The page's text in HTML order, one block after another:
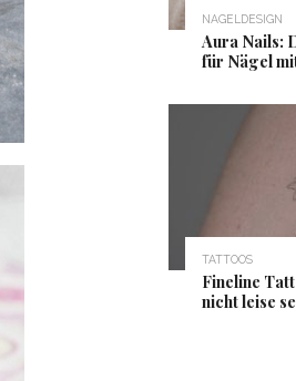
NAGELDESIGN
Aura Nails:
für Nägel
TATTOOS
Fineline
nicht leise